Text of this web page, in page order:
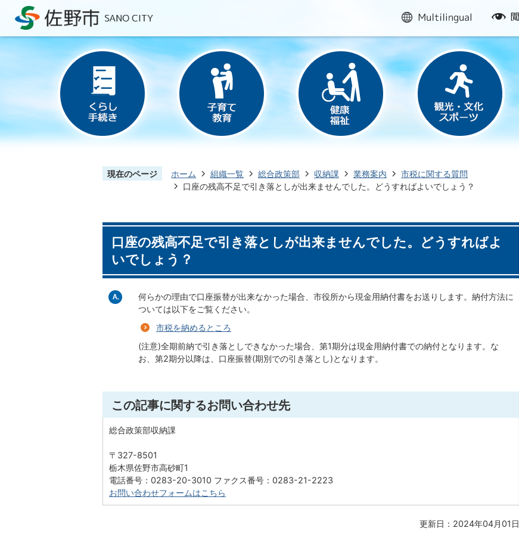
multilingual
閲
援
現在のページ ホーム 組織一覧 総合政策部 収納課 業務案内
市税に関する質問
口座の残高不足で引き落としが出来ませんでした。どうすればよいでしょう？
口座の残高不足で引き落としが出来ませんでした。どうすればよ
いでしょう？
何らかの理由で口座振替が出来なかった場合、市役所から現金用納付書をお送りします。納付方法に
ついては以下をご覧ください。
市税を納めるところ
(注意)全期前納で引き落としできなかった場合、第1期分は現金用納付書での納付となります。な
お、第2期分以降は、口座振替(期別での引き落とし)となります。
この記事に関するお問い合わせ先
総合政策部収納課
〒327-8501
栃木県佐野市高砂町1
電話番号：0283-20-3010 ファクス番号：0283-21-2223
お問い合わせフォームはこちら
更新日：2024年04月01日